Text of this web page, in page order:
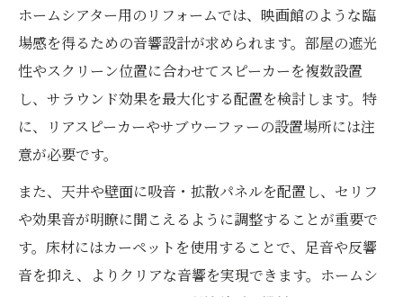
ホームシアター用のリフォームでは、映画館のような臨
場感を得るための音響設計が求められます。部屋の遮光
性やスクリーン位置に合わせてスピーカーを複数設置
し、サラウンド効果を最大化する配置を検討します。特
に、リアスピーカーやサブウーファーの設置場所には注
意が必要です。
また、天井や壁面に吸音・拡散パネルを配置し、セリフ
や効果音が明瞭に聞こえるように調整することが重要で
す。床材にはカーペットを使用することで、足音や反響
音を抑え、よりクリアな音響を実現できます。ホームシ